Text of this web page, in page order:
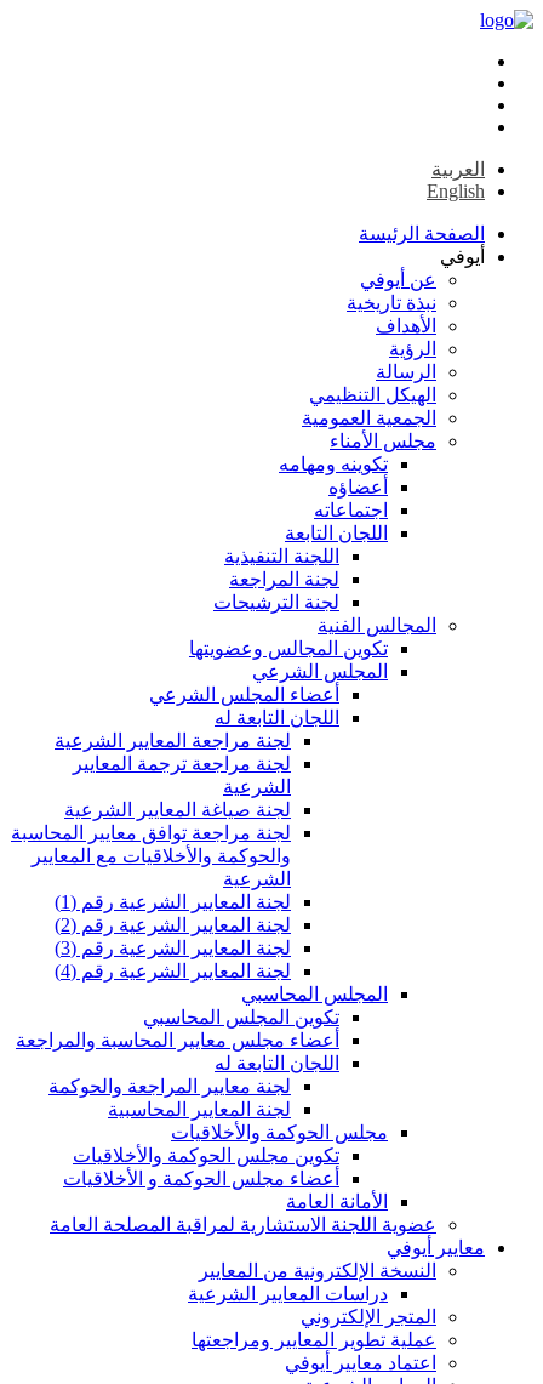
العربية
English
الصفحة الرئيسة
أيوفي
عن أيوفي
نبذة تاريخية
الأهداف
الرؤية
الرسالة
الهيكل التنظيمي
الجمعية العمومية
مجلس الأمناء
تكوينه ومهامه
أعضاؤه
اجتماعاته
اللجان التابعة
اللجنة التنفيذية
لجنة المراجعة
لجنة الترشيحات
المجالس الفنية
تكوين المجالس وعضويتها
المجلس الشرعي
أعضاء المجلس الشرعي
اللجان التابعة له
لجنة مراجعة المعايير الشرعية
لجنة مراجعة ترجمة المعايير
الشرعية
لجنة صياغة المعايير الشرعية
لجنة مراجعة توافق معايير المحاسبة
والحوكمة والأخلاقيات مع المعايير
الشرعية
لجنة المعايير الشرعية رقم (1)
لجنة المعايير الشرعية رقم (2)
لجنة المعايير الشرعية رقم (3)
لجنة المعايير الشرعية رقم (4)
المجلس المحاسبي
تكوين المجلس المحاسبي
أعضاء مجلس معايير المحاسبة والمراجعة
اللجان التابعة له
لجنة معايير المراجعة والحوكمة
لجنة المعايير المحاسبية
مجلس الحوكمة والأخلاقيات
تكوين مجلس الحوكمة والأخلاقيات
أعضاء مجلس الحوكمة و الأخلاقيات
الأمانة العامة
عضوية اللجنة الاستشارية لمراقبة المصلحة العامة
معايير أيوفي
النسخة الإلكترونية من المعايير
دراسات المعايير الشرعية
المتجر الإلكتروني
عملية تطوير المعايير ومراجعتها
اعتماد معايير أيوفي